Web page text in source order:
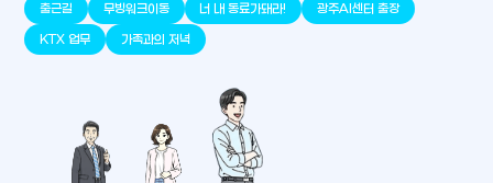
출근길 무빙워크이동 너 내 동료가돼라! 광주AI센터 출장
KTX 업무 가족과의 저녁